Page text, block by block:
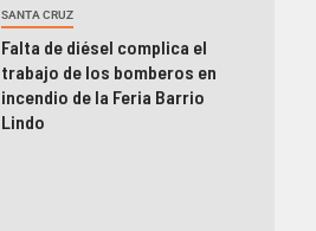
SANTA CRUZ
Falta de diésel complica el
trabajo de los bomberos en
incendio de la Feria Barrio
Lindo